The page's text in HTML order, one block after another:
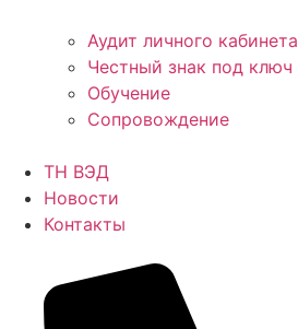
Аудит личного кабинета
Честный знак под ключ
Обучение
Сопровождение
ТН ВЭД
Новости
Контакты